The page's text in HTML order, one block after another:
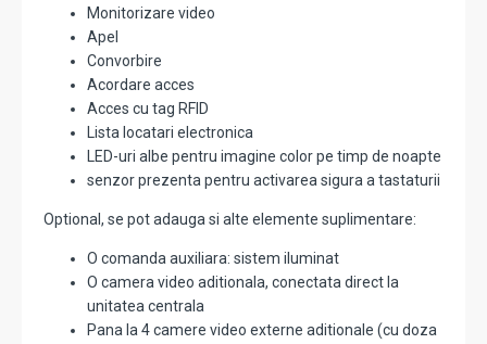
Monitorizare video
Apel
Convorbire
Acordare acces
Acces cu tag RFID
Lista locatari electronica
LED-uri albe pentru imagine color pe timp de noapte
senzor prezenta pentru activarea sigura a tastaturii
Optional, se pot adauga si alte elemente suplimentare:
O comanda auxiliara: sistem iluminat
O camera video aditionala, conectata direct la
unitatea centrala
Pana la 4 camere video externe aditionale (cu doza